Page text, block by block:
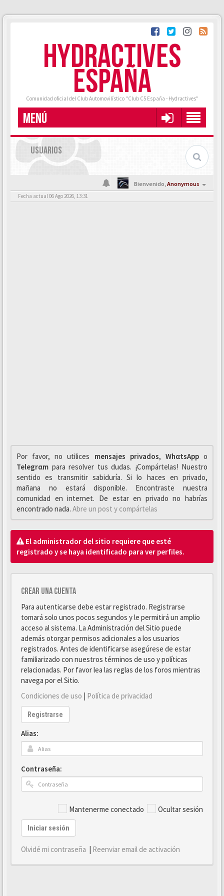
HYDRACTIVES
ESPAÑA
Comunidad oficial del Club Automovilístico "Club C5 España - Hydractives"
MENÚ
USUARIOS
Bienvenido,Anonymous
Fecha actual 06 Ago 2026, 13:31
Por favor, no utilices mensajes privados, WhαtsAppo
Telegrαm para resolver tus dudas. ¡Compártelas! Nuestro
sentido es transmitir sabiduría. Si lo haces en privado,
mañana no estará disponible. Encontraste nuestra
comunidad en internet. De estar en privado no habrías
encontrado nada. Abre un post y compártelas
El administrador del sitio requiere que esté
registrado y se haya identificado para ver perfiles.
Crear una cuenta
Para autenticarse debe estar registrado. Registrarse
tomará solo unos pocos segundos y le permitirá un amplio
acceso al sistema. La Administración del Sitio puede
además otorgar permisos adicionales a los usuarios
registrados. Antes de identificarse asegúrese de estar
familiarizado con nuestros términos de uso y políticas
relacionadas. Por favor lea las reglas de los foros mientras
navega por el Sitio.
Condiciones de uso | Política de privacidad
Registrarse
Alias:
Contraseña:
Mantenerme conectado Ocultar sesión
Iniciar sesión
Olvidé mi contraseña | Reenviar email de activación